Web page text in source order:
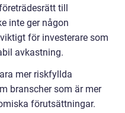
till
inte ger någon
för investerare som
avkastning.
mer riskfyllda
branscher som är mer
förutsättningar.